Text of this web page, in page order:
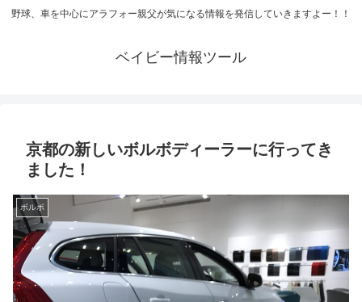
野球、車を中心にアラフォー親父が気になる情報を発信していきますよー！！
ベイビー情報ツール
京都の新しいボルボディーラーに行ってき
ました！
ボルボ